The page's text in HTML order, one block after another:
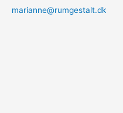
marianne@rumgestalt.dk